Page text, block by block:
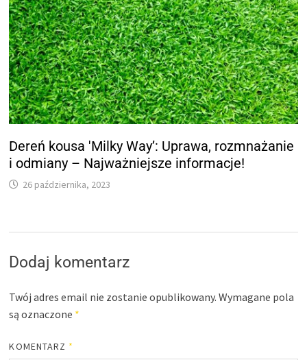
Dereń kousa 'Milky Way’: Uprawa, rozmnażanie
i odmiany – Najważniejsze informacje!
26 października, 2023
Dodaj komentarz
Twój adres email nie zostanie opublikowany. Wymagane pola
są oznaczone *
KOMENTARZ *